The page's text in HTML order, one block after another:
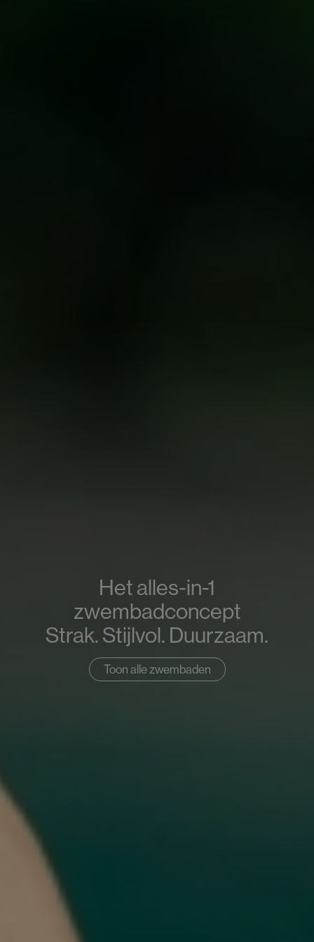
Het alles-in-1
zwembadconcept
Strak. Stijlvol. Duurzaam.
Toon alle zwembaden